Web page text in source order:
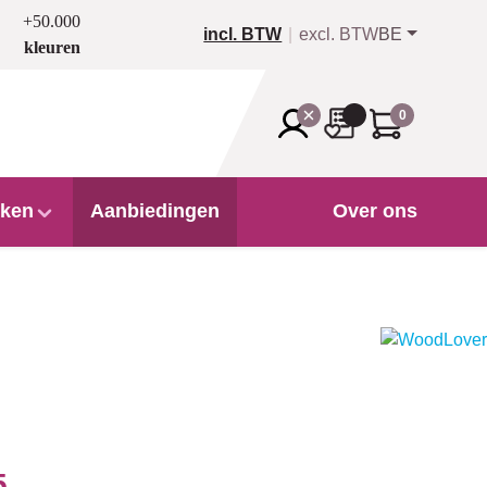
+50.000
kleuren
incl. BTW excl. BTWBE
0
Aanbiedingen Over ons